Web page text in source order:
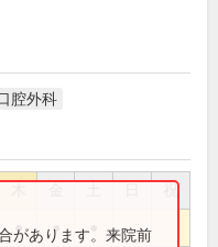
腔外科
祝
● ●
があります。来院前